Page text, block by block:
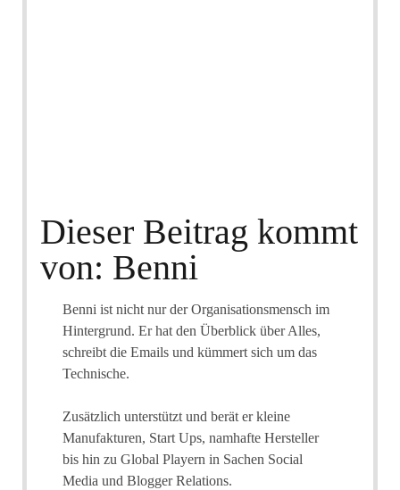
Dieser Beitrag kommt
von: Benni
Benni ist nicht nur der Organisationsmensch im
Hintergrund. Er hat den Überblick über Alles,
schreibt die Emails und kümmert sich um das
Technische.
Zusätzlich unterstützt und berät er kleine
Manufakturen, Start Ups, namhafte Hersteller
bis hin zu Global Playern in Sachen Social
Media und Blogger Relations.